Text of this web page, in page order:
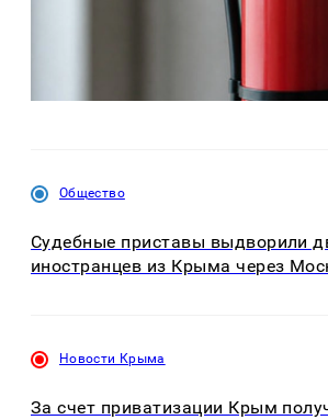
Общество
Судебные приставы выдворили
иностранцев из Крыма через
Новости Крыма
За счет приватизации Крым